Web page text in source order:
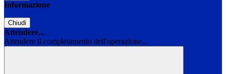
Informazione
Chiudi
Attendere...
Attendere il completamento dell'operazione...